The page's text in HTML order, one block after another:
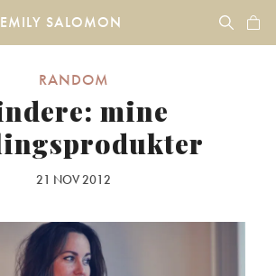
EMILY SALOMON
RANDOM
mine
21 NOV 2012